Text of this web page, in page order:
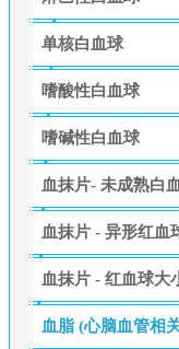
单核白血球
嗜酸性白血球
嗜碱性白血球
血抹片- 未成熟白
血抹片 - 异形红血
血抹片 - 红血球大
血脂 (心脑血管相